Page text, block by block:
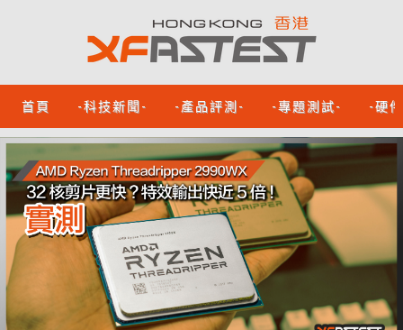
首頁 -科技新聞- -產品評測- -專題測試- -硬